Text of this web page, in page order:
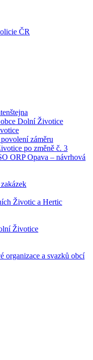
ČR
Dolní Životice
záměru
po změně č. 3
ORP Opava – návrhová
Životic a Hertic
Životice
organizace a svazků obcí